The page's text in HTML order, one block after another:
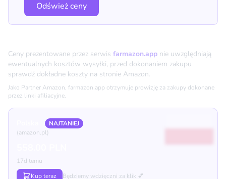
Odśwież ceny
Ceny prezentowane przez serwis farmazon.app nie uwzględniają
ewentualnych kosztów wysyłki, przed dokonaniem zakupu
sprawdź dokładne koszty na stronie Amazon.
Jako Partner Amazon, farmazon.app otrzymuje prowizję za zakupy dokonane
przez linki afiliacyjne.
NAJTANIEJ
(amazon.pl)
17d temu
Kup teraz
Będziemy wdzięczni za klik 💕